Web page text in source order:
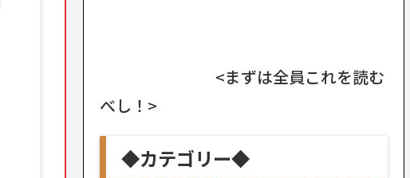
<まずは全員これを読む
べし！>
◆カテゴリー◆